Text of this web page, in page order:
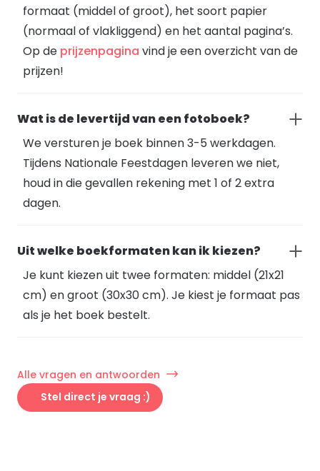
formaat (middel of groot), het soort papier
(normaal of vlakliggend) en het aantal pagina’s.
Op de prijzenpagina vind je een overzicht van de
prijzen!
Wat is de levertijd van een fotoboek?
We versturen je boek binnen 3-5 werkdagen.
Tijdens Nationale Feestdagen leveren we niet,
houd in die gevallen rekening met 1 of 2 extra
dagen.
Uit welke boekformaten kan ik kiezen?
Je kunt kiezen uit twee formaten: middel (21x21
cm) en groot (30x30 cm). Je kiest je formaat pas
als je het boek bestelt.
Alle vragen en antwoorden
Stel direct je vraag :)